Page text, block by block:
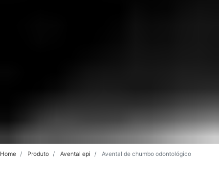
Home Produto Avental epi Avental de chumbo odontológico